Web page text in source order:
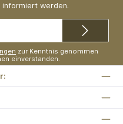
werden.
zur Kenntnis genommen
einverstanden.